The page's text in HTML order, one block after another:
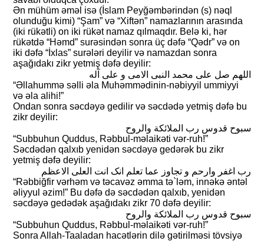
Ən mühüm əməl isə (İslam Peyğəmbərindən (s) nəql
olunduğu kimi) “Şam” və “Xiftən” namazlarının arasında
(iki rükətli) on iki rükət namaz qılmaqdır. Belə ki, hər
rükətdə “Həmd” surəsindən sonra üç dəfə “Qədr” və on
iki dəfə “İxlas” surələri deyilir və namazdan sonra
aşağıdakı zikr yetmiş dəfə deyilir:
اللهم صل علی محمد النبی الامی و علی آله
“Əllahummə səlli əla Muhəmmədinin-nəbiyyil ummiyyi
və əla alihi!”
Ondan sonra səcdəyə gedilir və səcdədə yetmiş dəfə bu
zikr deyilir:
سبوح قدوس رب الملائکة والروح
“Subbuhun Quddus, Rəbbul-məlaikəti vər-ruh!”
Səcdədən qalxıb yenidən səcdəyə gedərək bu zikr
yetmiş dəfə deyilir:
رب اغفر وارحم و تجاوز عما تعلم انک انت العلی الاعظم
“Rəbbiğfir vərhəm və təcavəz əmma tə`ləm, innəkə əntəl
əliyyul əzim!” Bu dəfə də səcdədən qalxıb, yenidən
səcdəyə gedədək aşağıdakı zikr 70 dəfə deyilir:
سبوح قدوس رب الملائکة والروح
“Subbuhun Quddus, Rəbbul-məlaikəti vər-ruh!”
Sonra Allah-Taaladan hacətlərin dilə gətirilməsi tövsiyə